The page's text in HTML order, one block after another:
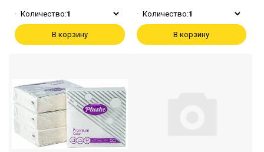
Количество:1
В корзину
Количество:1
В корзину